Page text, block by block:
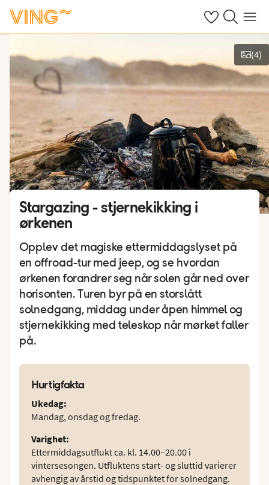
Se dine sparte
Søk påMeny
Vis bilder
(4)
Stargazing - stjernekikking i
ørkenen
Opplev det magiske ettermiddagslyset på
en offroad-tur med jeep, og se hvordan
ørkenen forandrer seg når solen går ned over
horisonten. Turen byr på en storslått
solnedgang, middag under åpen himmel og
stjernekikking med teleskop når mørket faller
på.
Hurtigfakta
Ukedag:
Mandag, onsdag og fredag.
Varighet:
Ettermiddagsutflukt ca. kl. 14.00–20.00 i
vintersesongen. Utfluktens start- og sluttid varierer
avhengig av årstid og tidspunktet for solnedgang.